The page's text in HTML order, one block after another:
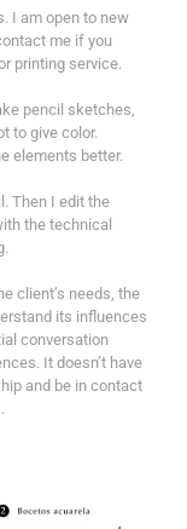
I am open to new
me if you
printing service.
pencil sketches,
to give color.
elements better.
Then I edit the
the technical
client’s needs, the
its influences
conversation
It doesn’t have
and be in contact